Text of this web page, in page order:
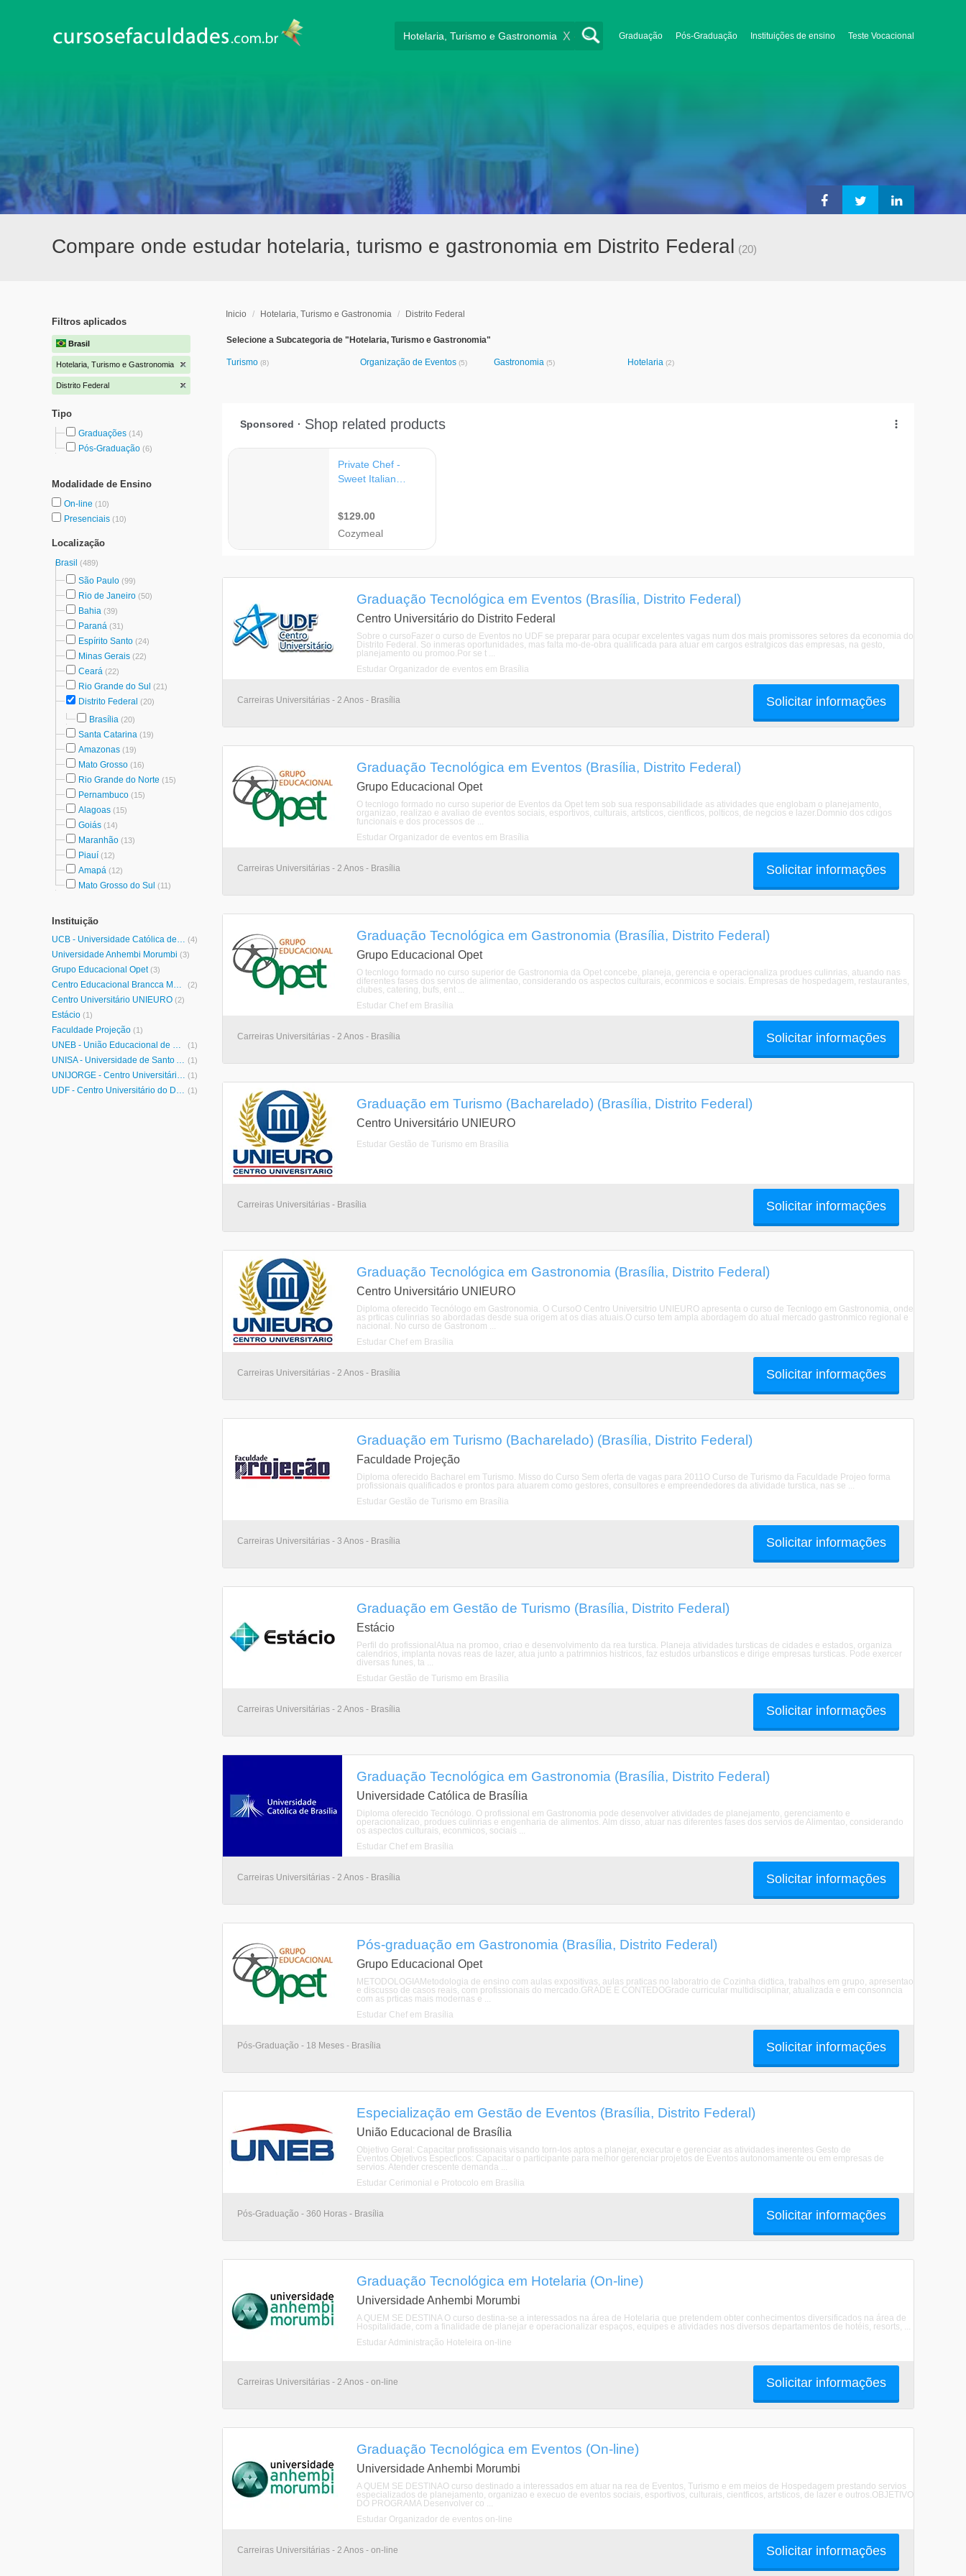
Graduação Pós-Graduação Instituições de ensino Teste Vocacional
X
Compare onde estudar hotelaria, turismo e gastronomia em Distrito Federal (20)
Filtros aplicados
Brasil
Hotelaria, Turismo e Gastronomia
Distrito Federal
Tipo
Graduações (14)
Pós-Graduação (6)
Modalidade de Ensino
On-line (10)
Presenciais (10)
Localização
Brasil (489)
São Paulo (99)
Rio de Janeiro (50)
Bahia (39)
Paraná (31)
Espírito Santo (24)
Minas Gerais (22)
Ceará (22)
Rio Grande do Sul (21)
Distrito Federal (20)
Brasília (20)
Santa Catarina (19)
Amazonas (19)
Mato Grosso (16)
Rio Grande do Norte (15)
Pernambuco (15)
Alagoas (15)
Goiás (14)
Maranhão (13)
Piauí (12)
Amapá (12)
Mato Grosso do Sul (11)
Instituição
UCB - Universidade Católica de Brasília (4)
Universidade Anhembi Morumbi (3)
Grupo Educacional Opet (3)
Centro Educacional Brancca Maria (2)
Centro Universitário UNIEURO (2)
Estácio (1)
Faculdade Projeção (1)
UNEB - União Educacional de Brasília (1)
UNISA - Universidade de Santo Amaro (1)
UNIJORGE - Centro Universitário Jorge Amado (1)
UDF - Centro Universitário do Distrito Federal (1)
Inicio / Hotelaria, Turismo e Gastronomia / Distrito Federal
Selecione a Subcategoria de "Hotelaria, Turismo e Gastronomia"
Turismo (8) Organização de Eventos (5) Gastronomia (5) Hotelaria (2)
Graduação Tecnológica em Eventos (Brasília, Distrito Federal)
Centro Universitário do Distrito Federal
Sobre o cursoFazer o curso de Eventos no UDF se preparar para ocupar excelentes vagas num dos mais promissores setores da economia do
Distrito Federal. So inmeras oportunidades, mas falta mo-de-obra qualificada para atuar em cargos estratgicos das empresas, na gesto,
planejamento ou promoo.Por se t ...
Estudar Organizador de eventos em Brasília
Carreiras Universitárias - 2 Anos - Brasília Solicitar informações
Graduação Tecnológica em Eventos (Brasília, Distrito Federal)
Grupo Educacional Opet
O tecnlogo formado no curso superior de Eventos da Opet tem sob sua responsabilidade as atividades que englobam o planejamento,
organizao, realizao e avaliao de eventos sociais, esportivos, culturais, artsticos, cientficos, polticos, de negcios e lazer.Domnio dos cdigos
funcionais e dos processos de ...
Estudar Organizador de eventos em Brasília
Carreiras Universitárias - 2 Anos - Brasília Solicitar informações
Graduação Tecnológica em Gastronomia (Brasília, Distrito Federal)
Grupo Educacional Opet
O tecnlogo formado no curso superior de Gastronomia da Opet concebe, planeja, gerencia e operacionaliza produes culinrias, atuando nas
diferentes fases dos servios de alimentao, considerando os aspectos culturais, econmicos e sociais. Empresas de hospedagem, restaurantes,
clubes, catering, bufs, ent ...
Estudar Chef em Brasília
Carreiras Universitárias - 2 Anos - Brasília Solicitar informações
Graduação em Turismo (Bacharelado) (Brasília, Distrito Federal)
Centro Universitário UNIEURO
Estudar Gestão de Turismo em Brasília
Carreiras Universitárias - Brasília Solicitar informações
Graduação Tecnológica em Gastronomia (Brasília, Distrito Federal)
Centro Universitário UNIEURO
Diploma oferecido Tecnólogo em Gastronomia. O CursoO Centro Universitrio UNIEURO apresenta o curso de Tecnlogo em Gastronomia, onde
as prticas culinrias so abordadas desde sua origem at os dias atuais.O curso tem ampla abordagem do atual mercado gastronmico regional e
nacional. No curso de Gastronom ...
Estudar Chef em Brasília
Carreiras Universitárias - 2 Anos - Brasília Solicitar informações
Graduação em Turismo (Bacharelado) (Brasília, Distrito Federal)
Faculdade Projeção
Diploma oferecido Bacharel em Turismo. Misso do Curso Sem oferta de vagas para 2011O Curso de Turismo da Faculdade Projeo forma
profissionais qualificados e prontos para atuarem como gestores, consultores e empreendedores da atividade turstica, nas se ...
Estudar Gestão de Turismo em Brasília
Carreiras Universitárias - 3 Anos - Brasília Solicitar informações
Graduação em Gestão de Turismo (Brasília, Distrito Federal)
Estácio
Perfil do profissionalAtua na promoo, criao e desenvolvimento da rea turstica. Planeja atividades tursticas de cidades e estados, organiza
calendrios, implanta novas reas de lazer, atua junto a patrimnios histricos, faz estudos urbansticos e dirige empresas tursticas. Pode exercer
diversas funes, ta ...
Estudar Gestão de Turismo em Brasília
Carreiras Universitárias - 2 Anos - Brasília Solicitar informações
Graduação Tecnológica em Gastronomia (Brasília, Distrito Federal)
Universidade Católica de Brasília
Diploma oferecido Tecnólogo. O profissional em Gastronomia pode desenvolver atividades de planejamento, gerenciamento e
operacionalizao, produes culinrias e engenharia de alimentos. Alm disso, atuar nas diferentes fases dos servios de Alimentao, considerando
os aspectos culturais, econmicos, sociais ...
Estudar Chef em Brasília
Carreiras Universitárias - 2 Anos - Brasília Solicitar informações
Pós-graduação em Gastronomia (Brasília, Distrito Federal)
Grupo Educacional Opet
METODOLOGIAMetodologia de ensino com aulas expositivas, aulas praticas no laboratrio de Cozinha didtica, trabalhos em grupo, apresentao
e discusso de casos reais, com profissionais do mercado.GRADE E CONTEDOGrade curricular multidisciplinar, atualizada e em consonncia
com as prticas mais modernas e ...
Estudar Chef em Brasília
Pós-Graduação - 18 Meses - Brasília Solicitar informações
Especialização em Gestão de Eventos (Brasília, Distrito Federal)
União Educacional de Brasília
Objetivo Geral: Capacitar profissionais visando torn-los aptos a planejar, executar e gerenciar as atividades inerentes Gesto de
Eventos.Objetivos Especficos: Capacitar o participante para melhor gerenciar projetos de Eventos autonomamente ou em empresas de
servios. Atender crescente demanda ...
Estudar Cerimonial e Protocolo em Brasília
Pós-Graduação - 360 Horas - Brasília Solicitar informações
Graduação Tecnológica em Hotelaria (On-line)
Universidade Anhembi Morumbi
A QUEM SE DESTINA O curso destina-se a interessados na área de Hotelaria que pretendem obter conhecimentos diversificados na área de
Hospitalidade, com a finalidade de planejar e operacionalizar espaços, equipes e atividades nos diversos departamentos de hotéis, resorts, ...
Estudar Administração Hoteleira on-line
Carreiras Universitárias - 2 Anos - on-line Solicitar informações
Graduação Tecnológica em Eventos (On-line)
Universidade Anhembi Morumbi
A QUEM SE DESTINAO curso destinado a interessados em atuar na rea de Eventos, Turismo e em meios de Hospedagem prestando servios
especializados de planejamento, organizao e execuo de eventos sociais, esportivos, culturais, cientficos, artsticos, de lazer e outros.OBJETIVO
DO PROGRAMA Desenvolver co ...
Estudar Organizador de eventos on-line
Carreiras Universitárias - 2 Anos - on-line Solicitar informações